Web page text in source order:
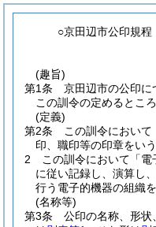
○京田辺市公印規程
(趣旨)
第1条
京田辺市の公印に
この訓令の定めるところ
(定義)
第2条
この訓令におい
印、職印等の印章をいう
2
この訓令において「
に従い記録し、演算し
行う電子的機器の組織を
(名称等)
第3条
公印の名称、形状